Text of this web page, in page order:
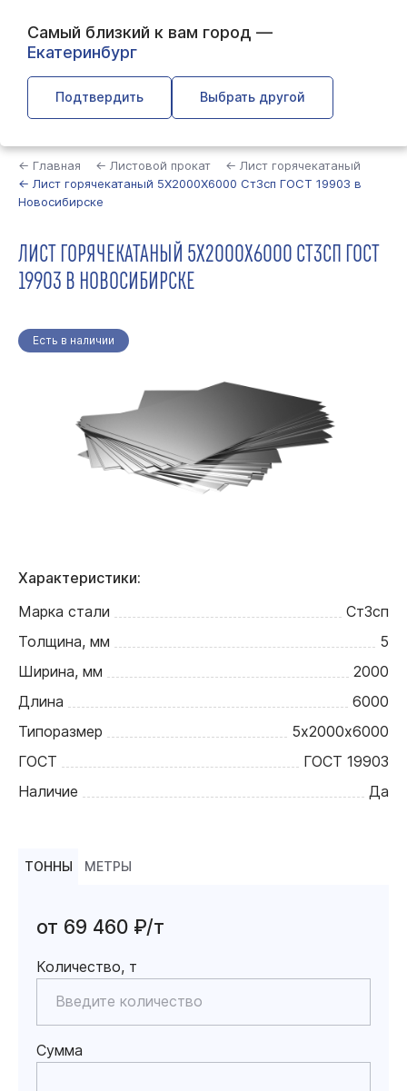
Самый близкий к вам город —
Екатеринбург
Подтвердить Выбрать другой
← Главная ← Листовой прокат
← Лист горячекатаный
← Лист горячекатаный 5Х2000Х6000 Ст3сп ГОСТ 19903 в
Новосибирске
ЛИСТ ГОРЯЧЕКАТАНЫЙ 5Х2000Х6000 СТ3СП ГОСТ
19903 В НОВОСИБИРСКЕ
Есть в наличии
Характеристики:
Марка стали
Ст3сп
Толщина, мм
5
Ширина, мм
2000
Длина
6000
Типоразмер
5х2000х6000
ГОСТ
ГОСТ 19903
Наличие
Да
ТОННЫ МЕТРЫ
от 69 460 ₽/т
Количество, т
Сумма